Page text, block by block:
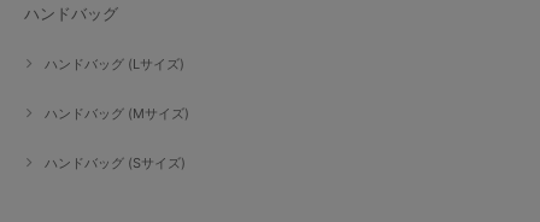
ハンドバッグ
ハンドバッグ (Lサイズ)
ハンドバッグ (Mサイズ)
ハンドバッグ (Sサイズ)